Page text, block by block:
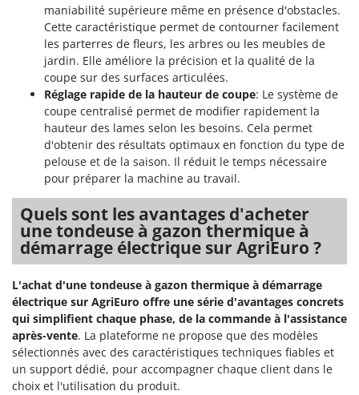
maniabilité supérieure même en présence d'obstacles.
Cette caractéristique permet de contourner facilement
les parterres de fleurs, les arbres ou les meubles de
jardin. Elle améliore la précision et la qualité de la
coupe sur des surfaces articulées.
Réglage rapide de la hauteur de coupe: Le système de
coupe centralisé permet de modifier rapidement la
hauteur des lames selon les besoins. Cela permet
d'obtenir des résultats optimaux en fonction du type de
pelouse et de la saison. Il réduit le temps nécessaire
pour préparer la machine au travail.
Quels sont les avantages d'acheter
une tondeuse à gazon thermique à
démarrage électrique sur AgriEuro ?
L'achat d'une tondeuse à gazon thermique à démarrage
électrique sur AgriEuro offre une série d'avantages concrets
qui simplifient chaque phase, de la commande à l'assistance
après-vente. La plateforme ne propose que des modèles
sélectionnés avec des caractéristiques techniques fiables et
un support dédié, pour accompagner chaque client dans le
choix et l'utilisation du produit.